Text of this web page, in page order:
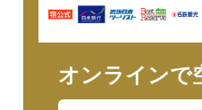
オンラインで